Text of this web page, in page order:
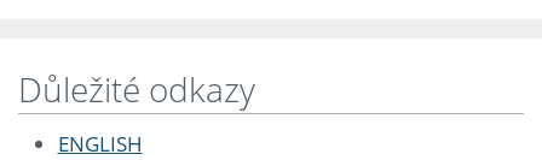
Důležité odkazy
ENGLISH